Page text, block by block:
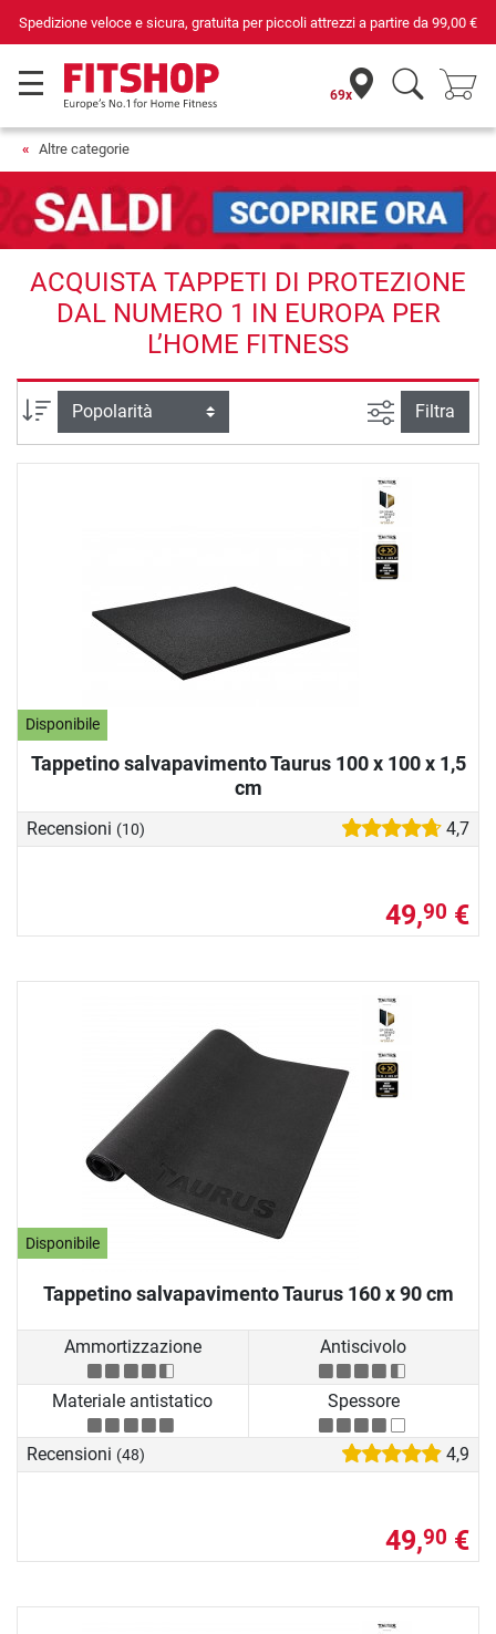
per piccoli attrezzi a partire da99,00 € Da 42 anni i tuoi esperti
69x
Altre categorie
ACQUISTA TAPPETI DI PROTEZIONE
DAL NUMERO 1 IN EUROPA PER
L’HOME FITNESS
Ordina per Ricerca
Filtra
Disponibile
Tappetino salvapavimento Taurus 100 x 100 x 1,5
cm
Recensioni (10) 4,7
49,90 €
Disponibile
Tappetino salvapavimento Taurus 160 x 90 cm
Ammortizzazione Antiscivolo
Materiale antistatico Spessore
Recensioni (48) 4,9
49,90 €